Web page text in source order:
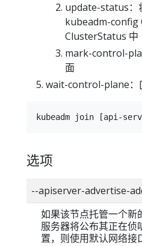
update-status：
kubeadm-config
ClusterStatus 中
mark-control-
面
wait-control-plane：
选项
--apiserver-advertise-
如果该节点托管一个新
服务器将公布其正在侦
置，则使用默认网络接